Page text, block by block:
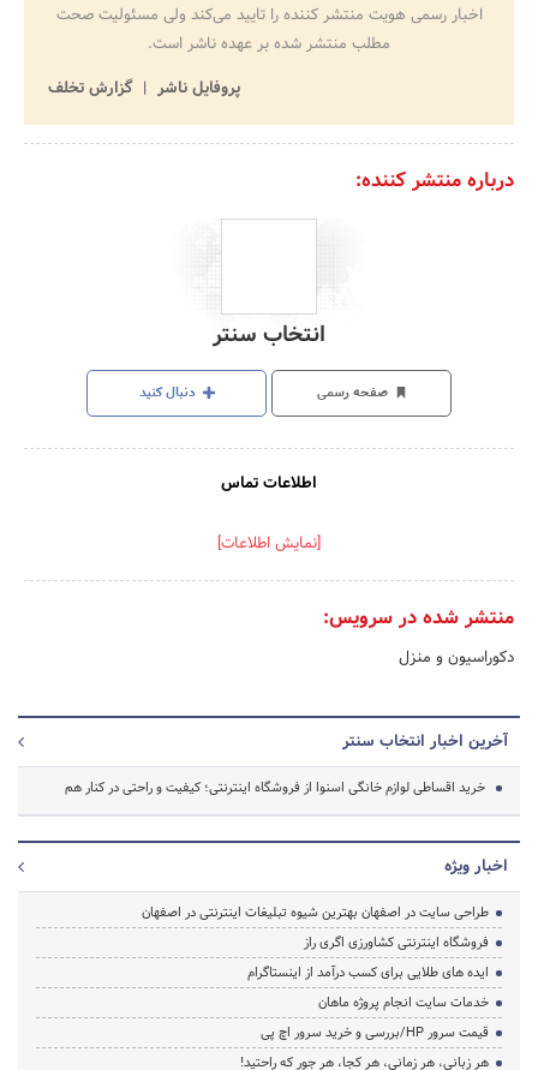
اخبار رسمی هویت منتشر کننده را تایید می‌کند ولی مسئولیت صحت
مطلب منتشر شده بر عهده ناشر است.
پروفایل ناشر
گزارش تخلف
درباره منتشر کننده:
انتخاب سنتر
صفحه رسمی دنبال کنید
اطلاعات تماس
[نمایش اطلاعات]
منتشر شده در سرویس:
دکوراسیون و منزل
آخرین اخبار انتخاب سنتر
خرید اقساطی لوازم خانگی اسنوا از فروشگاه اینترنتی؛ کیفیت و راحتی در کنار هم
اخبار ویژه
طراحی سایت در اصفهان بهترین شیوه تبلیغات اینترنتی در اصفهان
فروشگاه اینترنتی کشاورزی اگری راز
ایده های طلایی برای کسب درآمد از اینستاگرام
خدمات سایت انجام پروژه ماهان
قیمت سرور HP/بررسی و خرید سرور اچ پی
هر زبانی، هر زمانی، هر کجا، هر جور که راحتید!